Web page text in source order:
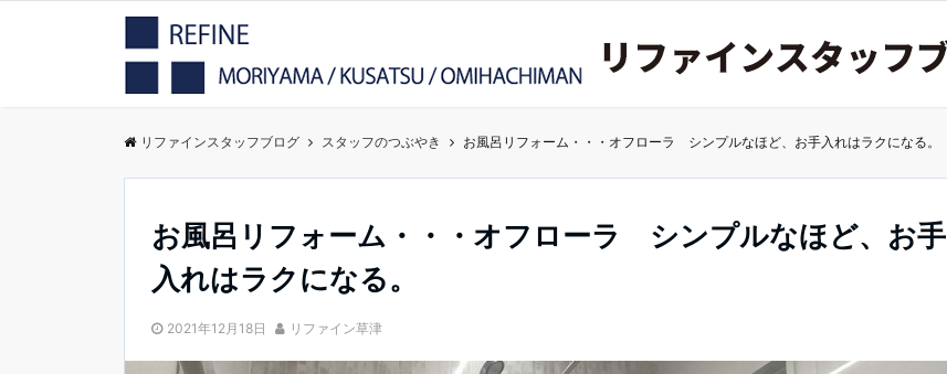
リファインスタッフブログ スタッフのつぶやき お風呂リフォーム・・・オフローラ シンプルなほど、お手入れはラクになる。
お風呂リフォーム・・・オフローラ シンプルなほど、お手
入れはラクになる。
2021年12月18日 リファイン草津